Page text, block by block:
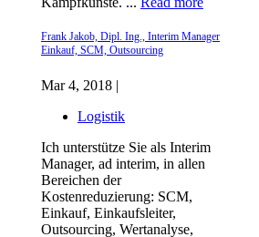
Frank Jakob, Dipl. Ing., Interim Manager
Einkauf, SCM, Outsourcing
Mar 4, 2018 |
Logistik
Ich unterstütze Sie als Interim
Manager, ad interim, in allen
Bereichen der
Kostenreduzierung: SCM,
Einkauf, Einkaufsleiter,
Outsourcing, Wertanalyse,